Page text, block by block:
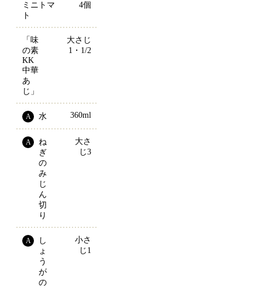
ミニトマ
ト
4個
「味
の素
KK
中華
あ
じ」
大さじ
1・1/2
A 水 360ml
A
ね
ぎ
の
み
じ
ん
切
り
大さ
じ3
A
し
ょ
う
が
の
小さ
じ1